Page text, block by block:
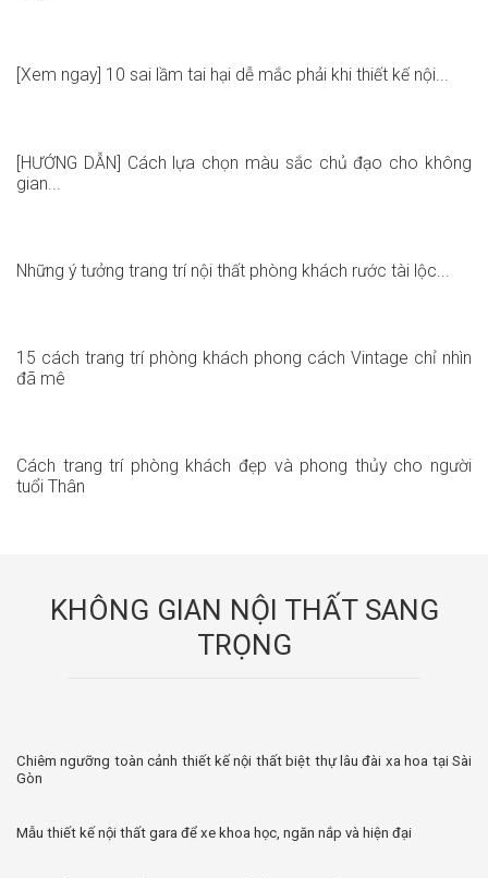
[Xem ngay] 10 sai lầm tai hại dễ mắc phải khi thiết kế nội...
[HƯỚNG DẪN] Cách lựa chọn màu sắc chủ đạo cho không
gian...
Những ý tưởng trang trí nội thất phòng khách rước tài lộc...
15 cách trang trí phòng khách phong cách Vintage chỉ nhìn
đã mê
Cách trang trí phòng khách đẹp và phong thủy cho người
tuổi Thân
KHÔNG GIAN NỘI THẤT SANG
TRỌNG
Chiêm ngưỡng toàn cảnh thiết kế nội thất biệt thự lâu đài xa hoa tại Sài
Gòn
Mẫu thiết kế nội thất gara để xe khoa học, ngăn nắp và hiện đại